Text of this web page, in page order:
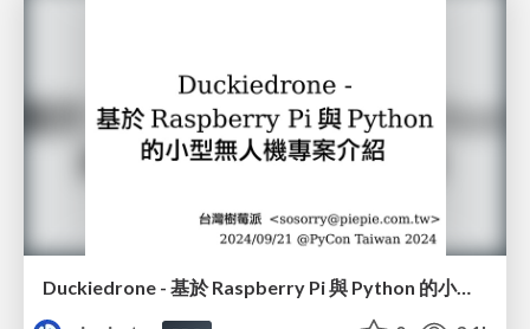
Duckiedrone - 基於 Raspberry Pi 與 Python 的小型無人機專案介紹